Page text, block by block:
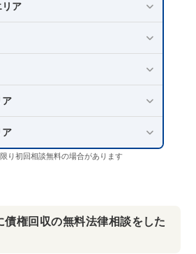
ア
ア
ア
り初回相談無料の場合があります
債権回収の無料法律相談をした